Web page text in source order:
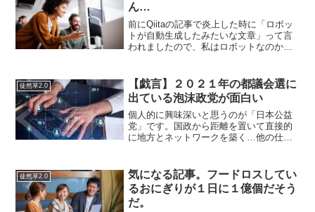
ん…
前にQiitaの記事で炎上した時に「ロボッ
トが自動生成したみたいな文章」って言
われましたので、私はロボットなのかも
外のいろんな要素が判別要素になってい
た！「教えちゃ...
徒然草2.0
【戯言】２０２１年の都議会選に
出ている泡沫政党が面白い
個人的に興味深いと思うのが「日本公益
党」です。国政から距離を置いて直接的
に地方とネットワークを築く…他の仕組
ても合っています。早い話が東京は日本
国から独立してしまえばい...
徒然草2.0
気になる記事。フードロスしてい
るおにぎりが１日に１億個だそう
だ。